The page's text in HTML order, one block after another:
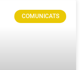
COMUNICATS